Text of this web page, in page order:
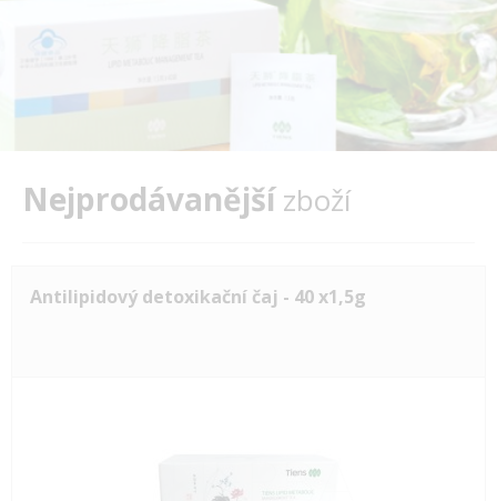
Nejprodávanějšízboží
Antilipidový detoxikační čaj - 40 x1,5g